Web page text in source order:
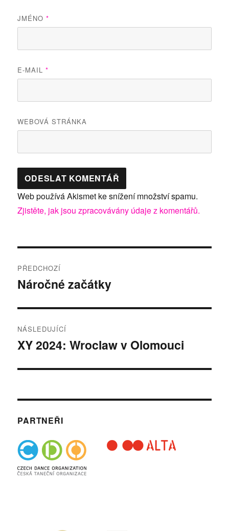
JMÉNO*
E-MAIL*
WEBOVÁ STRÁNKA
Web používá Akismet ke snížení množství spamu.
Zjistěte, jak jsou zpracovávány údaje z komentářů.
pro
PŘEDCHOZÍ
Předchozí
Náročné začátky
NÁSLEDUJÍCÍ
Následující
XY 2024: Wroclaw v Olomouci
PARTNEŘI